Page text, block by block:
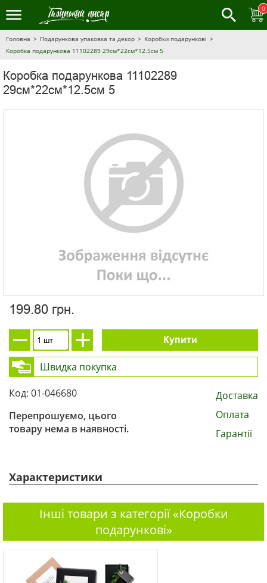
0
Головна Подарункова упаковка та декор
Коробки подарункові
Коробка подарункова 11102289 29см*22см*12.5см 5
Коробка подарункова 11102289
29см*22см*12.5см 5
199.80 грн.
Купити
Швидка покупка
Код: 01-046680
Перепрошуємо, цього
товару нема в наявності.
Доставка
Оплата
Гарантії
Характеристики
Інші товари з категорії «Коробки
подарункові»